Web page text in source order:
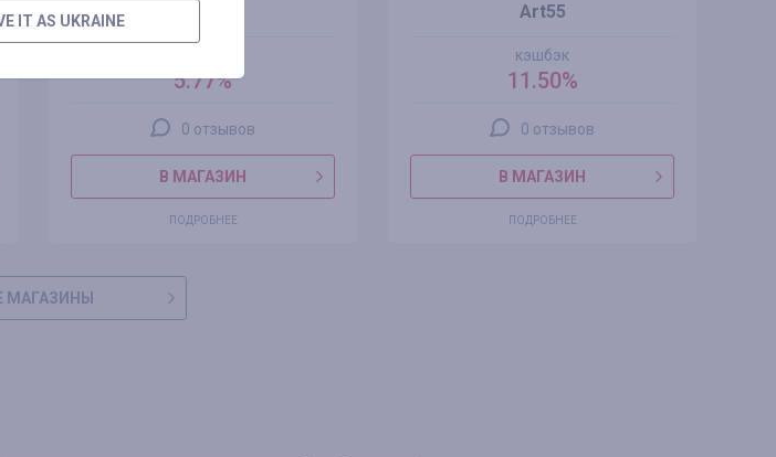
5.77%
0 отзывов
В МАГАЗИН
ПОДРОБНЕЕ
Art55
кэшбэк
11.50%
0 отзывов
В МАГАЗИН
ПОДРОБНЕЕ
МАГАЗИНЫ
IT AS UKRAINE